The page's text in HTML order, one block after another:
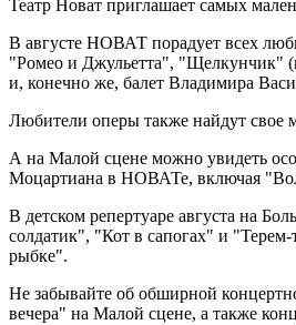
Театр Новат приглашает самых
В августе НОВАТ порадует всех
"Ромео и Джульетта", "Щелкунчик"
и, конечно же, балет Владимира
Любители оперы также найдут свое
А на Малой сцене можно увидеть
Моцартиана в НОВАТе, включая
В детском репертуаре августа на
солдатик", "Кот в сапогах" и
рыбке".
Не забывайте об обширной
вечера" на Малой сцене, а также